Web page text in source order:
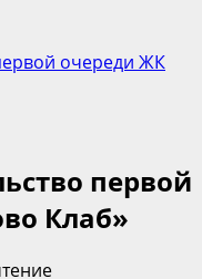
очереди ЖК
первой
Клаб»